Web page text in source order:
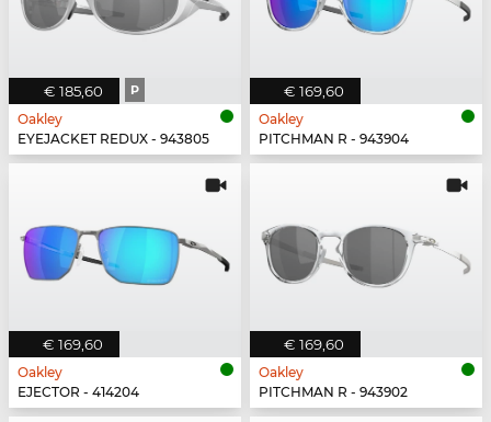
€ 185,60 P
Oakley
EYEJACKET REDUX - 943805
€ 169,60
Oakley
PITCHMAN R - 943904
€ 169,60
Oakley
EJECTOR - 414204
€ 169,60
Oakley
PITCHMAN R - 943902